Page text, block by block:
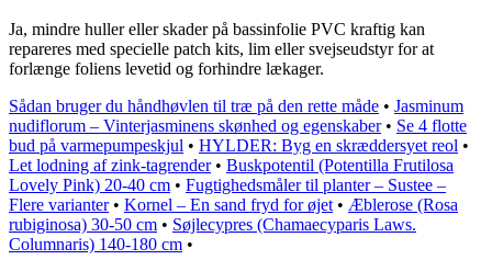
Ja, mindre huller eller skader på bassinfolie PVC kraftig kan
repareres med specielle patch kits, lim eller svejseudstyr for at
forlænge foliens levetid og forhindre lækager.
Sådan bruger du håndhøvlen til træ på den rette måde • Jasminum
nudiflorum – Vinterjasminens skønhed og egenskaber• Se 4 flotte
bud på varmepumpeskjul • HYLDER: Byg en skræddersyet reol •
Let lodning af zink-tagrender• Buskpotentil (Potentilla Frutilosa
Lovely Pink) 20-40 cm • Fugtighedsmåler til planter – Sustee –
Flere varianter• Kornel – En sand fryd for øjet • Æblerose (Rosa
rubiginosa) 30-50 cm • Søjlecypres (Chamaecyparis Laws.
Columnaris) 140-180 cm •